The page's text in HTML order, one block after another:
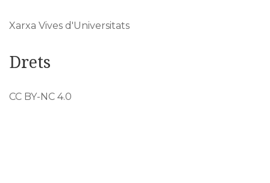
Xarxa Vives d'Universitats
Drets
CC BY-NC 4.0